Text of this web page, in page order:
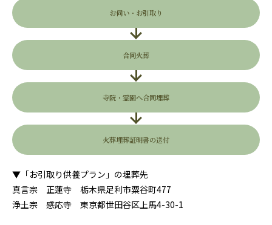
お伺い・お引取り
合同火葬
寺院・霊園へ合同埋葬
火葬埋葬証明書の送付
▼「お引取り供養プラン」の埋葬先
真言宗 正蓮寺 栃木県足利市粟谷町477
浄土宗 感応寺 東京都世田谷区上馬4-30-1